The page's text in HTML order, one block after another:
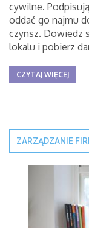
cywilne.
oddać go najmu
czynsz. Dowiedz
lokalu i pobierz
CZYTAJ WIĘCEJ
ZARZĄDZANIE